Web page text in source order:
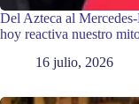
Del Azteca al
hoy reactiva nuestro
16 julio, 2026